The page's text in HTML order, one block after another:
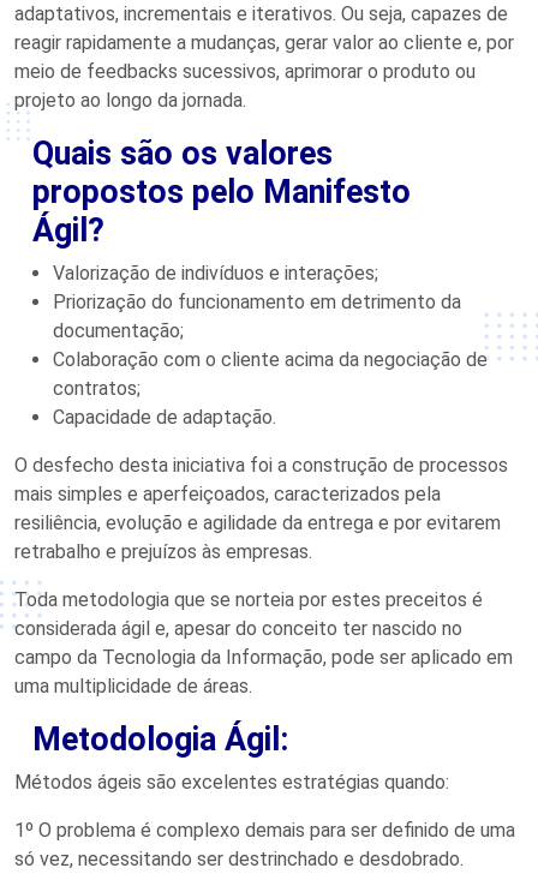
adaptativos, incrementais e iterativos. Ou seja, capazes de
reagir rapidamente a mudanças, gerar valor ao cliente e, por
meio de feedbacks sucessivos, aprimorar o produto ou
projeto ao longo da jornada.
Quais são os valores
propostos pelo Manifesto
Ágil?
Valorização de indivíduos e interações;
Priorização do funcionamento em detrimento da
documentação;
Colaboração com o cliente acima da negociação de
contratos;
Capacidade de adaptação.
O desfecho desta iniciativa foi a construção de processos
mais simples e aperfeiçoados, caracterizados pela
resiliência, evolução e agilidade da entrega e por evitarem
retrabalho e prejuízos às empresas.
Toda metodologia que se norteia por estes preceitos é
considerada ágil e, apesar do conceito ter nascido no
campo da Tecnologia da Informação, pode ser aplicado em
uma multiplicidade de áreas.
Metodologia Ágil:
Métodos ágeis são excelentes estratégias quando:
1º O problema é complexo demais para ser definido de uma
só vez, necessitando ser destrinchado e desdobrado.